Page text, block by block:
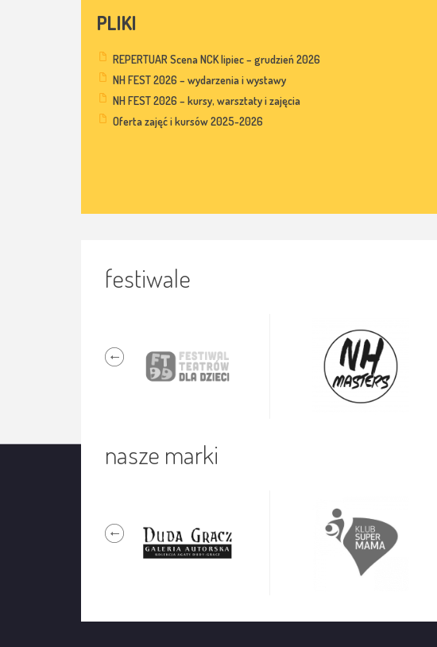
PLIKI
REPERTUAR Scena NCK lipiec – grudzień 2026
NH FEST 2026 – wydarzenia i wystawy
NH FEST 2026 – kursy, warsztaty i zajęcia
Oferta zajęć i kursów 2025-2026
festiwale
nasze marki